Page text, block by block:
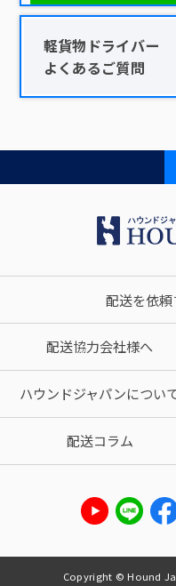
軽貨物ドライバー
よくあるご質問
配送を依
配送協力会社様へ
ハウンドジャパンについ
配送コラム
Copyright © Hound